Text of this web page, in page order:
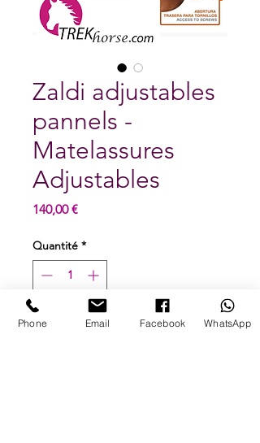
Zaldi adjustables
pannels -
Matelassures
Adjustables
140,00 €Prix
Quantité *
Ajouter au panier
Phone Email Facebook WhatsApp